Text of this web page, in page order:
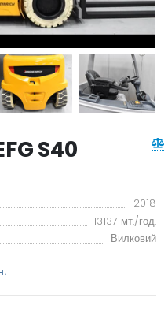
S40
2018
13137 мт./год.
Вилковий